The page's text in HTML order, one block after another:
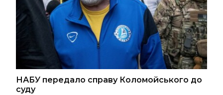
НАБУ передало справу Коломойського до
суду